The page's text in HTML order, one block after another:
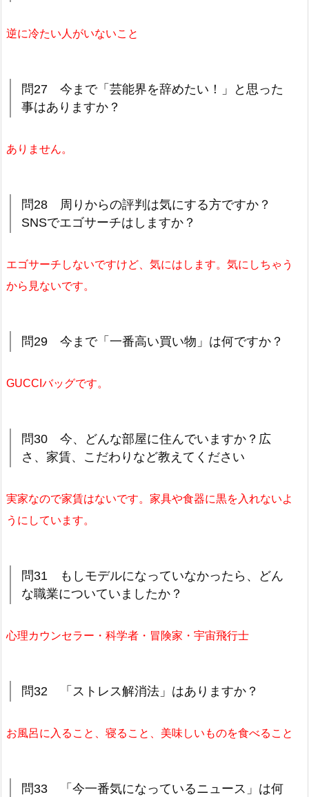
逆に冷たい人がいないこと
問27 今まで「芸能界を辞めたい！」と思った
事はありますか？
ありません。
問28 周りからの評判は気にする方ですか？
SNSでエゴサーチはしますか？
エゴサーチしないですけど、気にはします。気にしちゃう
から見ないです。
問29 今まで「一番高い買い物」は何ですか？
GUCCIバッグです。
問30 今、どんな部屋に住んでいますか？広
さ、家賃、こだわりなど教えてください
実家なので家賃はないです。家具や食器に黒を入れないよ
うにしています。
問31 もしモデルになっていなかったら、どん
な職業についていましたか？
心理カウンセラー・科学者・冒険家・宇宙飛行士
問32 「ストレス解消法」はありますか？
お風呂に入ること、寝ること、美味しいものを食べること
問33 「今一番気になっているニュース」は何